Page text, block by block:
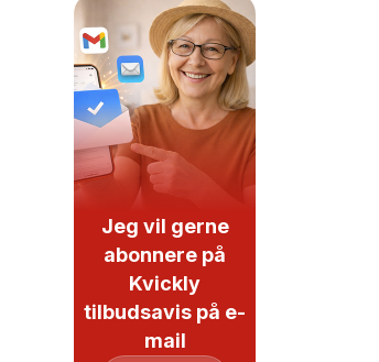
Jeg vil gerne
abonnere på
Kvickly
tilbudsavis på e-
mail